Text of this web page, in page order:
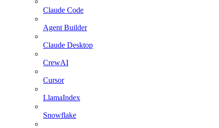
Claude Code
Agent Builder
Claude Desktop
CrewAI
Cursor
LlamaIndex
Snowflake